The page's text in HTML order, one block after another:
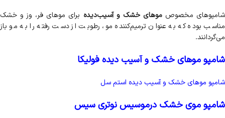
شامپوهای مخصوصموهای خشک و آسیب‌دیده برای موهای فر، وز و خشک
مناسب بوده که به عنوان ترمیم‌کننده مو، رطوبت از دست رفته را به مو باز
می‌گردانند.
شامپو موهای خشک و آسیب دیده فولیکا
شامپو موهای خشک و آسیب دیده استم سل
شامپو موی خشک درموسیس نوتری سیس